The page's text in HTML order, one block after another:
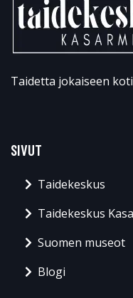
Taidetta jokaiseen
SIVUT
Taidekeskus
Taidekeskus
Suomen museot
Blogi